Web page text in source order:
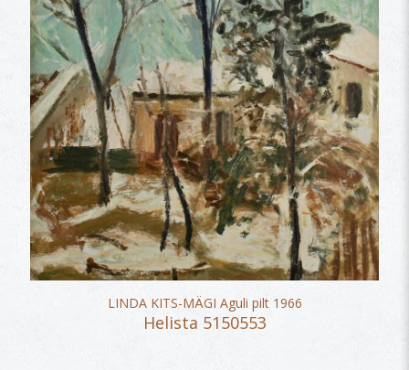
LINDA KITS-MÄGI Aguli pilt 1966
Helista 5150553